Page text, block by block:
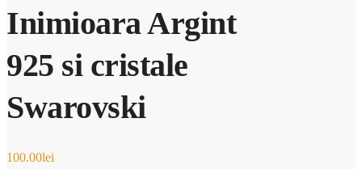
Inimioara Argint
925 si cristale
Swarovski
100.00lei